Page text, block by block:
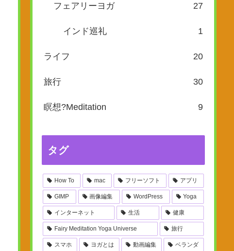
フェアリーヨガ 27
インド巡礼 1
ライフ 20
旅行 30
瞑想?Meditation 9
タグ
How To mac フリーソフト アプリ
GIMP 画像編集 WordPress Yoga
インターネット 生活 健康
Fairy Meditation Yoga Universe 旅行
スマホ ヨガとは 動画編集 ベランダ